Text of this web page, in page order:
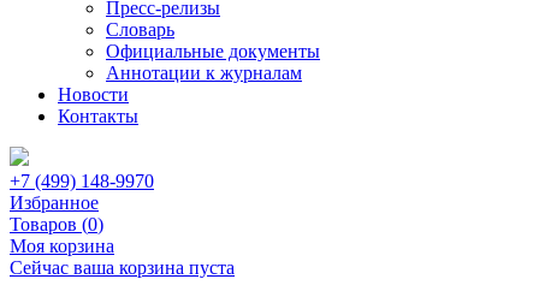
Пресс-релизы
Словарь
Официальные документы
Аннотации к журналам
Новости
Контакты
+7 (499) 148-9970
Избранное
Товаров (0)
Моя корзина
Сейчас ваша корзина пуста